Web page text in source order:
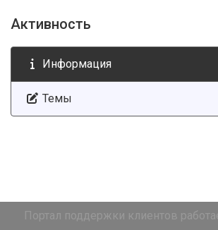
Активность
Информация
Темы
Портал поддержки клиентов